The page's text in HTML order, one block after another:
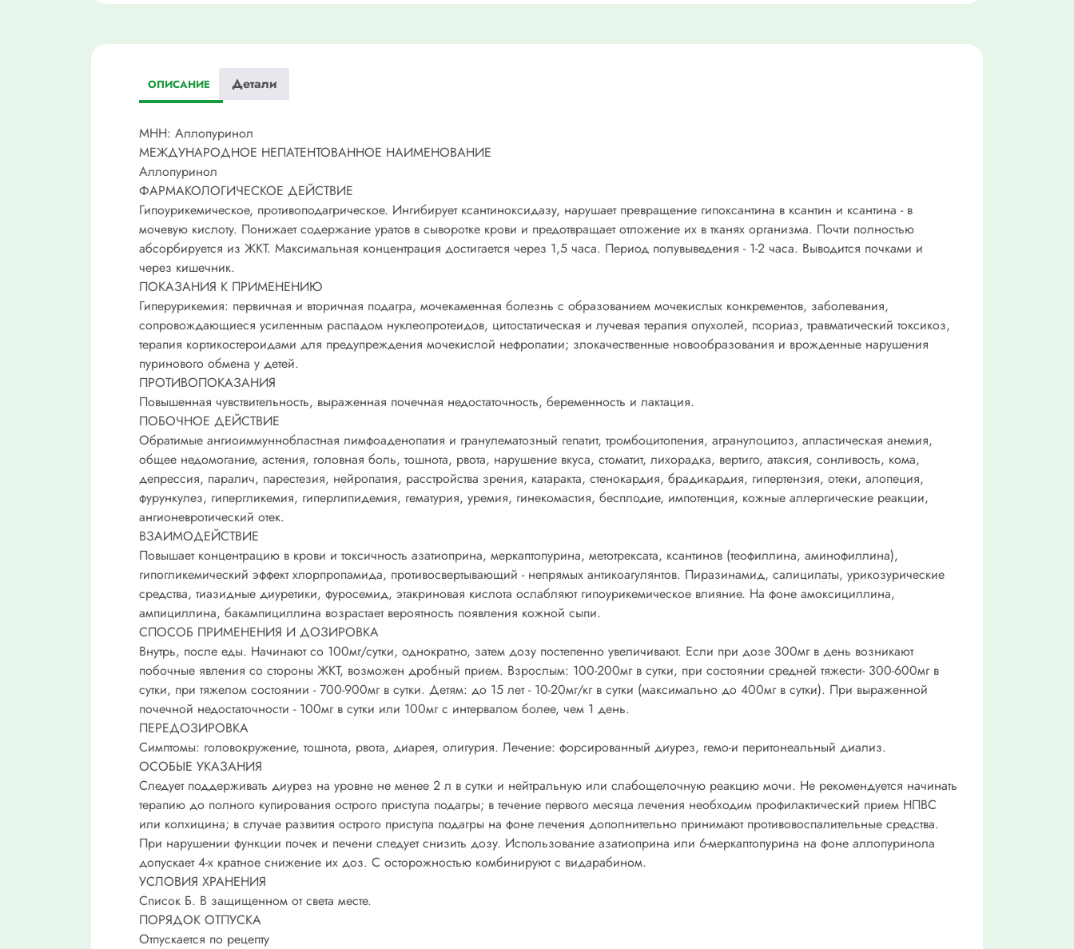
ОПИСАНИЕ Детали
МНН: Аллопуринол
МЕЖДУНАРОДНОЕ НЕПАТЕНТОВАННОЕ НАИМЕНОВАНИЕ
Аллопуринол
ФАРМАКОЛОГИЧЕСКОЕ ДЕЙСТВИЕ
Гипоурикемическое, противоподагрическое. Ингибирует ксантиноксидазу, нарушает превращение гипоксантина в ксантин и ксантина - в
мочевую кислоту. Понижает содержание уратов в сыворотке крови и предотвращает отложение их в тканях организма. Почти полностью
абсорбируется из ЖКТ. Максимальная концентрация достигается через 1,5 часа. Период полувыведения - 1-2 часа. Выводится почками и
через кишечник.
ПОКАЗАНИЯ К ПРИМЕНЕНИЮ
Гиперурикемия: первичная и вторичная подагра, мочекаменная болезнь с образованием мочекислых конкрементов, заболевания,
сопровождающиеся усиленным распадом нуклеопротеидов, цитостатическая и лучевая терапия опухолей, псориаз, травматический токсикоз,
терапия кортикостероидами для предупреждения мочекислой нефропатии; злокачественные новообразования и врожденные нарушения
пуринового обмена у детей.
ПРОТИВОПОКАЗАНИЯ
Повышенная чувствительность, выраженная почечная недостаточность, беременность и лактация.
ПОБОЧНОЕ ДЕЙСТВИЕ
Обратимые ангиоиммуннобластная лимфоаденопатия и гранулематозный гепатит, тромбоцитопения, агранулоцитоз, апластическая анемия,
общее недомогание, астения, головная боль, тошнота, рвота, нарушение вкуса, стоматит, лихорадка, вертиго, атаксия, сонливость, кома,
депрессия, паралич, парестезия, нейропатия, расстройства зрения, катаракта, стенокардия, брадикардия, гипертензия, отеки, алопеция,
фурункулез, гипергликемия, гиперлипидемия, гематурия, уремия, гинекомастия, бесплодие, импотенция, кожные аллергические реакции,
ангионевротический отек.
ВЗАИМОДЕЙСТВИЕ
Повышает концентрацию в крови и токсичность азатиоприна, меркаптопурина, метотрексата, ксантинов (теофиллина, аминофиллина),
гипогликемический эффект хлорпропамида, противосвертывающий - непрямых антикоагулянтов. Пиразинамид, салицилаты, урикозурические
средства, тиазидные диуретики, фуросемид, этакриновая кислота ослабляют гипоурикемическое влияние. На фоне амоксициллина,
ампициллина, бакампициллина возрастает вероятность появления кожной сыпи.
СПОСОБ ПРИМЕНЕНИЯ И ДОЗИРОВКА
Внутрь, после еды. Начинают со 100мг/сутки, однократно, затем дозу постепенно увеличивают. Если при дозе 300мг в день возникают
побочные явления со стороны ЖКТ, возможен дробный прием. Взрослым: 100-200мг в сутки, при состоянии средней тяжести- 300-600мг в
сутки, при тяжелом состоянии - 700-900мг в сутки. Детям: до 15 лет - 10-20мг/кг в сутки (максимально до 400мг в сутки). При выраженной
почечной недостаточности - 100мг в сутки или 100мг с интервалом более, чем 1 день.
ПЕРЕДОЗИРОВКА
Симптомы: головокружение, тошнота, рвота, диарея, олигурия. Лечение: форсированный диурез, гемо-и перитонеальный диализ.
ОСОБЫЕ УКАЗАНИЯ
Следует поддерживать диурез на уровне не менее 2 л в сутки и нейтральную или слабощелочную реакцию мочи. Не рекомендуется начинать
терапию до полного купирования острого приступа подагры; в течение первого месяца лечения необходим профилактический прием НПВС
или колхицина; в случае развития острого приступа подагры на фоне лечения дополнительно принимают противовоспалительные средства.
При нарушении функции почек и печени следует снизить дозу. Использование азатиоприна или 6-меркаптопурина на фоне аллопуринола
допускает 4-х кратное снижение их доз. С осторожностью комбинируют с видарабином.
УСЛОВИЯ ХРАНЕНИЯ
Список Б. В защищенном от света месте.
ПОРЯДОК ОТПУСКА
Отпускается по рецепту